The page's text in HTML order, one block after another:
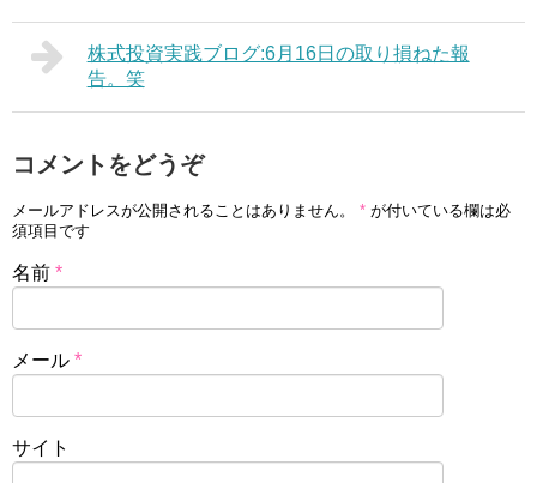
株式投資実践ブログ:6月16日の取り損ねた報
告。笑
コメントをどうぞ
メールアドレスが公開されることはありません。 * が付いている欄は必
須項目です
名前 *
メール *
サイト